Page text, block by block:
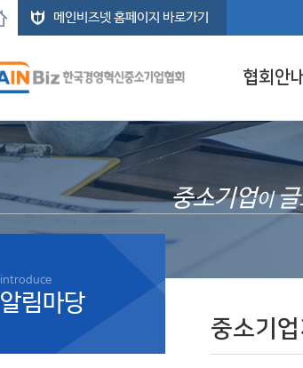
협회안내
메인비즈넷 홈페이지 바로가기
중소기업이
introduce
알림마당
중소기